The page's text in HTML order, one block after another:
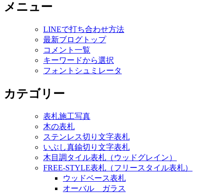
メニュー
LINEで打ち合わせ方法
最新ブログトップ
コメント一覧
キーワードから選択
フォントシュミレータ
カテゴリー
表札施工写真
木の表札
ステンレス切り文字表札
いぶし真鍮切り文字表札
木目調タイル表札（ウッドグレイン）
FREE-STYLE表札（フリースタイル表札）
ウッドベース表札
オーバル ガラス